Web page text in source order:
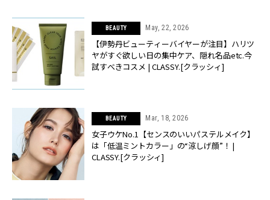
BEAUTY May, 22, 2026
【伊勢丹ビューティーバイヤーが注目】ハリツ
ヤがすぐ欲しい日の集中ケア、隠れ名品etc.今
試すべきコスメ | CLASSY.[クラッシィ]
BEAUTY Mar, 18, 2026
女子ウケNo.1【センスのいいパステルメイク】
は「低温ミントカラー」の“涼しげ顔”！ |
CLASSY.[クラッシィ]